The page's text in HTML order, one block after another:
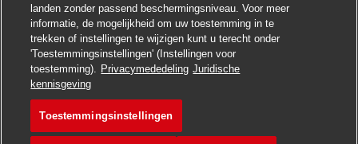
Solliciteren
Vacature opslaan
landen zonder passend beschermingsniveau. Voor meer
informatie, de mogelijkheid om uw toestemming in te
trekken of instellingen te wijzigen kunt u terecht onder
'Toestemmingsinstellingen' (Instellingen voor
toestemming). Privacymededeling Juridische
kennisgeving
Toestemmingsinstellingen